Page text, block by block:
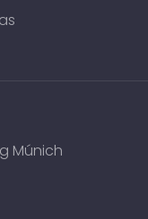
Múnich